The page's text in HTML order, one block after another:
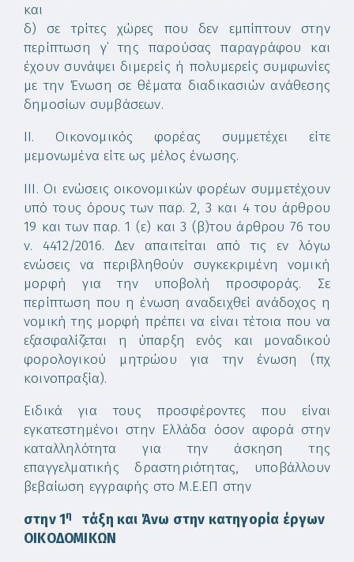
και
δ) σε τρίτες χώρες που δεν εμπίπτουν στην
περίπτωση γ΄ της παρούσας παραγράφου και
έχουν συνάψει διμερείς ή πολυμερείς συμφωνίες
με την Ένωση σε θέματα διαδικασιών ανάθεσης
δημοσίων συμβάσεων.
ΙΙ. Οικονομικός φορέας συμμετέχει είτε
μεμονωμένα είτε ως μέλος ένωσης.
ΙΙΙ. Οι ενώσεις οικονομικών φορέων συμμετέχουν
υπό τους όρους των παρ. 2, 3 και 4 του άρθρου
19 και των παρ. 1 (ε) και 3 (β)του άρθρου 76 του
ν. 4412/2016. Δεν απαιτείται από τις εν λόγω
ενώσεις να περιβληθούν συγκεκριμένη νομική
μορφή για την υποβολή προσφοράς. Σε
περίπτωση που η ένωση αναδειχθεί ανάδοχος η
νομική της μορφή πρέπει να είναι τέτοια που να
εξασφαλίζεται η ύπαρξη ενός και μοναδικού
φορολογικού μητρώου για την ένωση (πχ
κοινοπραξία).
Ειδικά για τους προσφέροντες που είναι
εγκατεστημένοι στην Ελλάδα όσον αφορά στην
καταλληλότητα για την άσκηση της
επαγγελματικής δραστηριότητας, υποβάλλουν
βεβαίωση εγγραφής στο Μ.Ε.ΕΠ στην
στην 1η
τάξη και Άνω στην κατηγορία έργων
ΟΙΚΟΔΟΜΙΚΩΝ